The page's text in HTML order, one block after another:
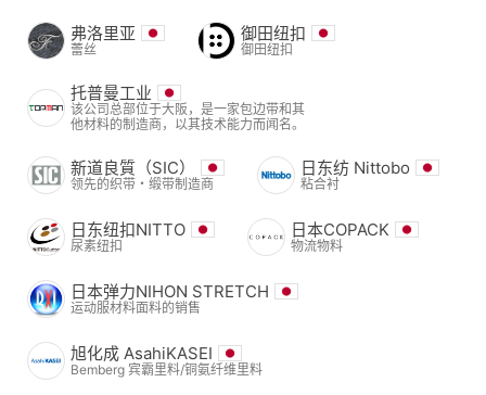
弗洛里亚
蕾丝
御田纽扣
御田纽扣
托普曼工业
该公司总部位于大阪，是一家包边带和其
他材料的制造商，以其技术能力而闻名。
新道良質（SIC）
领先的织带・缎带制造商
日东纺 Nittobo
粘合衬
日东纽扣NITTO
尿素纽扣
日本COPACK
物流物料
日本弹力NIHON STRETCH
运动服材料面料的销售
旭化成 AsahiKASEI
Bemberg 宾霸里料/铜氨纤维里料